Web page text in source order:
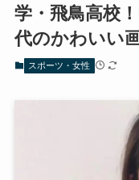
学・飛鳥高校
代のかわいい
スポーツ・女性